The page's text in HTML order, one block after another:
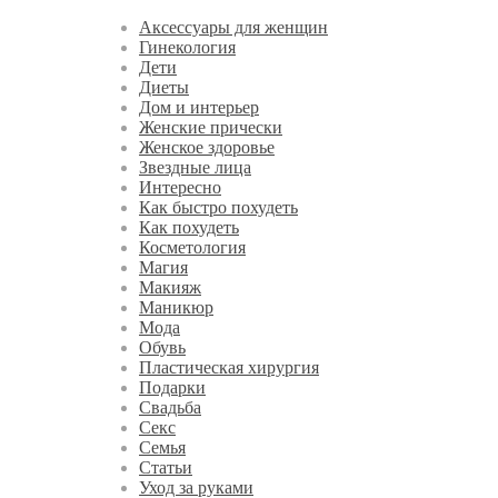
Аксессуары для женщин
Гинекология
Дети
Диеты
Дом и интерьер
Женские прически
Женское здоровье
Звездные лица
Интересно
Как быстро похудеть
Как похудеть
Косметология
Магия
Макияж
Маникюр
Мода
Обувь
Пластическая хирургия
Подарки
Свадьба
Секс
Семья
Статьи
Уход за руками